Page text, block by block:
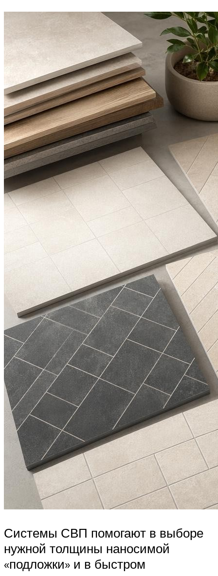
Системы СВП помогают в выборе
нужной толщины наносимой
«подложки» и в быстром